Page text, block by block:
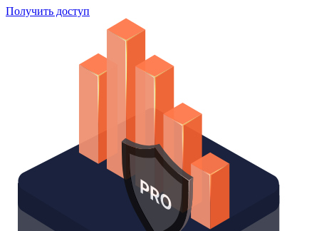
Получить доступ